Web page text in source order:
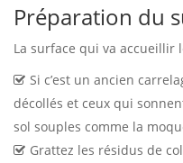
Préparation du
La surface qui va accueillir
Si c’est un ancien
décollés et ceux qui
sol souples comme la
Grattez les résidus de